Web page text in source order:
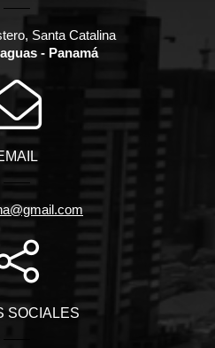
Santa Catalina
- Panamá
SOCIALES